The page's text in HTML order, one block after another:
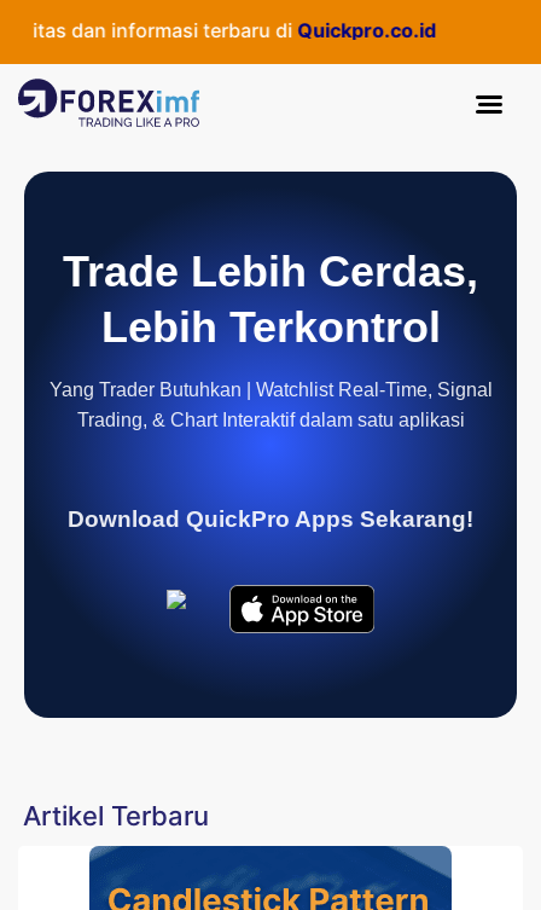
dan informasi terbaru di Quickpro.co.id
Trade Lebih Cerdas,
Lebih Terkontrol
Yang Trader Butuhkan | Watchlist Real-Time, Signal
Trading, & Chart Interaktif dalam satu aplikasi
Download QuickPro Apps Sekarang!
Artikel Terbaru